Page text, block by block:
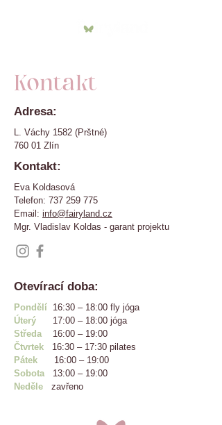
Kontakt
Adresa:
L. Váchy 1582 (Prštné)
760 01 Zlín
Kontakt:
Eva Koldasová
Telefon: 737 259 775
Email: info@fairyland.cz
Mgr. Vladislav Koldas - garant projektu
Otevírací doba:
Pondělí 16:30 – 18:00 fly jóga
Úterý
17:00 – 18:00 jóga
Středa
16:00 – 19:00
Čtvrtek
16:30 – 17:30 pilates
Pátek
16:00 – 19:00
Sobota
13:00 – 19:00
Neděle
zavřeno